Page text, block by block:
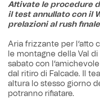
Attivate le procedure
il test annullato con il
prelazioni al rush
Aria frizzante per l’atto
le montagne della Val
sabato con
dal ritiro di Falcade. Il
altura lo stesso giorno
potranno rifiatare.